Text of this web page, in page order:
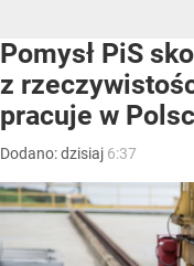
Pomysł PiS
z
pracuje w
Dodano:dzisiaj 6:37